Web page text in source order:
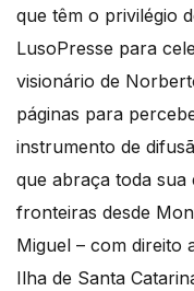
que têm o privilégio
LusoPresse para
visionário de
páginas para
instrumento de
que abraça toda sua
fronteiras desde
Miguel – com direito
Ilha de Santa